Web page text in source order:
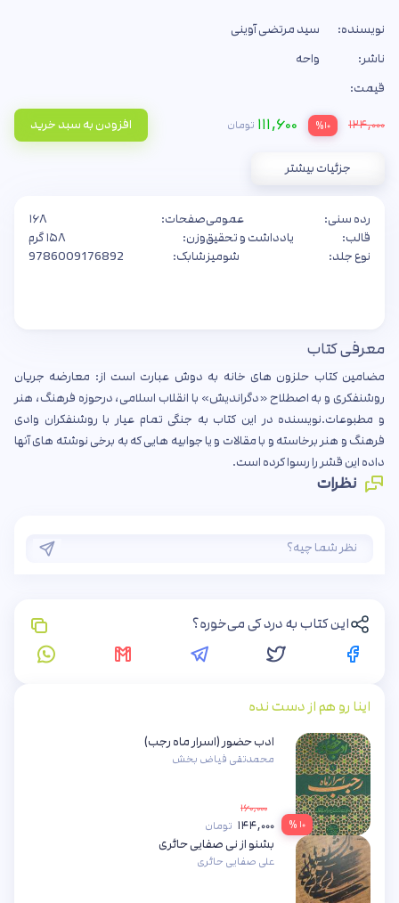
نویسنده:
سید مرتضی آوینی
ناشر:
واحه
قیمت:
۱۲۴,۰۰۰ %۱۰ ۱۱۱,۶۰۰ تومان افزودن به سبد خرید
جزئیات بیشتر
رده سنی:
عمومی
قالب:
یادداشت و تحقیق
نوع جلد:
شومیز
صفحات:
۱۶۸
وزن:
۱۵۸ گرم
شابک:
9786009176892
معرفی کتاب
مضامین کتاب حلزون های خانه به دوش عبارت است از: معارضه جریان
روشنفکری و به اصطلاح «دگراندیش» با انقلاب اسلامی، درحوزه فرهنگ، هنر
و مطبوعات.نویسنده در این کتاب به جنگی تمام عیار با روشنفکران وادی
فرهنگ و هنر برخاسته و با مقالات و یا جوابیه هایی که به برخی نوشته های آنها
داده این قشر را رسوا کرده است.
نظرات
این کتاب به درد کی می‌خوره؟
اینا رو هم از دست نده
۱۰ %
ادب حضور (اسرار ماه رجب)
محمدتقی فیاض بخش
۱۶۰,۰۰۰
۱۴۴,۰۰۰ تومان
بشنو از نی صفایی حائری
علی صفایی حائری